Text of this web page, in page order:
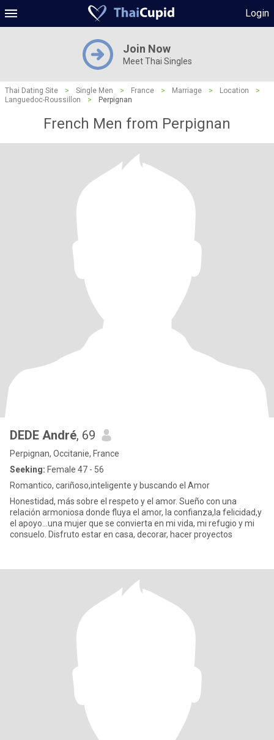
Login
Join Now
Meet Thai Singles
Thai Dating Site > Single Men > France > Marriage > Location
>
Languedoc-Roussillon
> Perpignan
French Men from Perpignan
DEDE André, 69
Perpignan, Occitanie, France
Seeking: Female 47 - 56
Romantico, cariñoso,inteligente y buscando el Amor
Honestidad, más sobre el respeto y el amor. Sueño con una
relación armoniosa donde fluya el amor, la confianza,la felicidad,y
el apoyo...una mujer que se convierta en mi vida, mi refugio y mi
consuelo. Disfruto estar en casa, decorar, hacer proyectos